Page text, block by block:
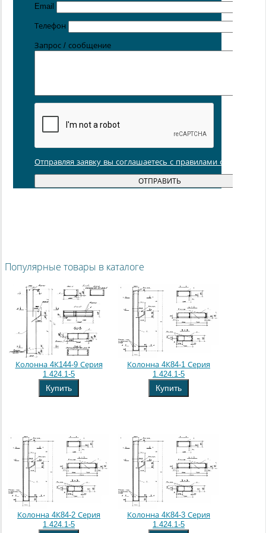
Email
Телефон
Запрос / сообщение
Отправляя заявку вы соглашаетесь с правилами обработки
Популярные товары в каталоге
Колонна 4К144-9 Серия
1.424.1-5
Купить
Колонна 4К84-1 Серия
1.424.1-5
Купить
Колонна 4К84-2 Серия
1.424.1-5
Колонна 4К84-3 Серия
1.424.1-5